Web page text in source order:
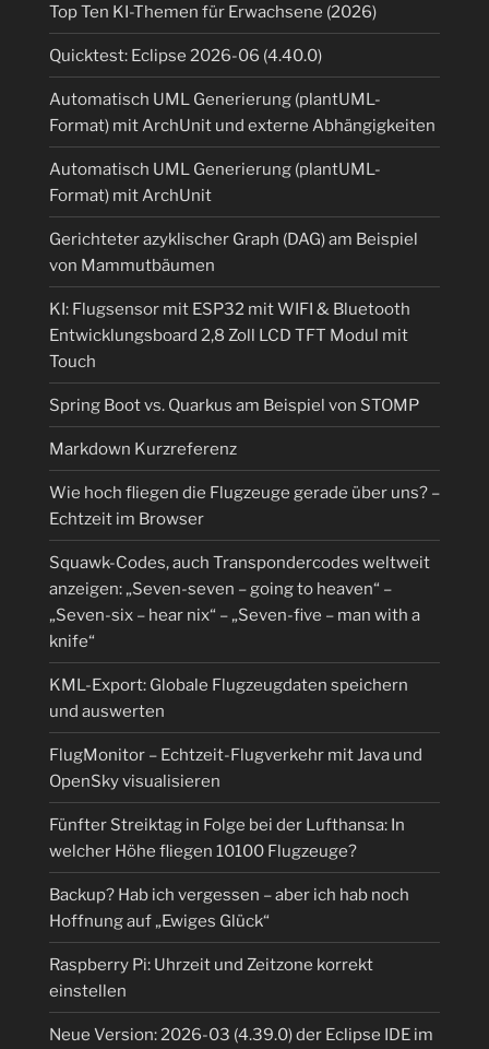
Top Ten KI-Themen für Erwachsene (2026)
Quicktest: Eclipse 2026-06 (4.40.0)
Automatisch UML Generierung (plantUML-
Format) mit ArchUnit und externe Abhängigkeiten
Automatisch UML Generierung (plantUML-
Format) mit ArchUnit
Gerichteter azyklischer Graph (DAG) am Beispiel
von Mammutbäumen
KI: Flugsensor mit ESP32 mit WIFI & Bluetooth
Entwicklungsboard 2,8 Zoll LCD TFT Modul mit
Touch
Spring Boot vs. Quarkus am Beispiel von STOMP
Markdown Kurzreferenz
Wie hoch fliegen die Flugzeuge gerade über uns? –
Echtzeit im Browser
Squawk-Codes, auch Transpondercodes weltweit
anzeigen: „Seven-seven – going to heaven“ –
„Seven-six – hear nix“ – „Seven-five – man with a
knife“
KML-Export: Globale Flugzeugdaten speichern
und auswerten
FlugMonitor – Echtzeit-Flugverkehr mit Java und
OpenSky visualisieren
Fünfter Streiktag in Folge bei der Lufthansa: In
welcher Höhe fliegen 10100 Flugzeuge?
Backup? Hab ich vergessen – aber ich hab noch
Hoffnung auf „Ewiges Glück“
Raspberry Pi: Uhrzeit und Zeitzone korrekt
einstellen
Neue Version: 2026-03 (4.39.0) der Eclipse IDE im